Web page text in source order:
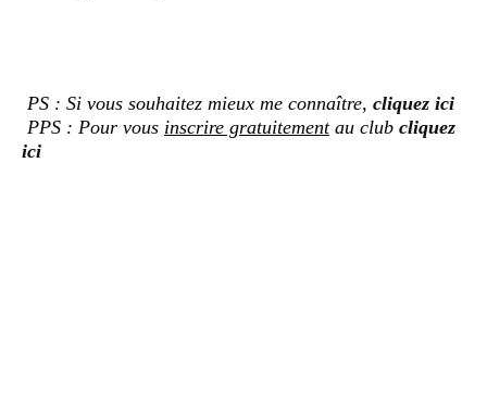
PS : Si vous souhaitez mieux me connaître, cliquez ici
PPS : Pour vous inscrire gratuitementau club cliquez
ici